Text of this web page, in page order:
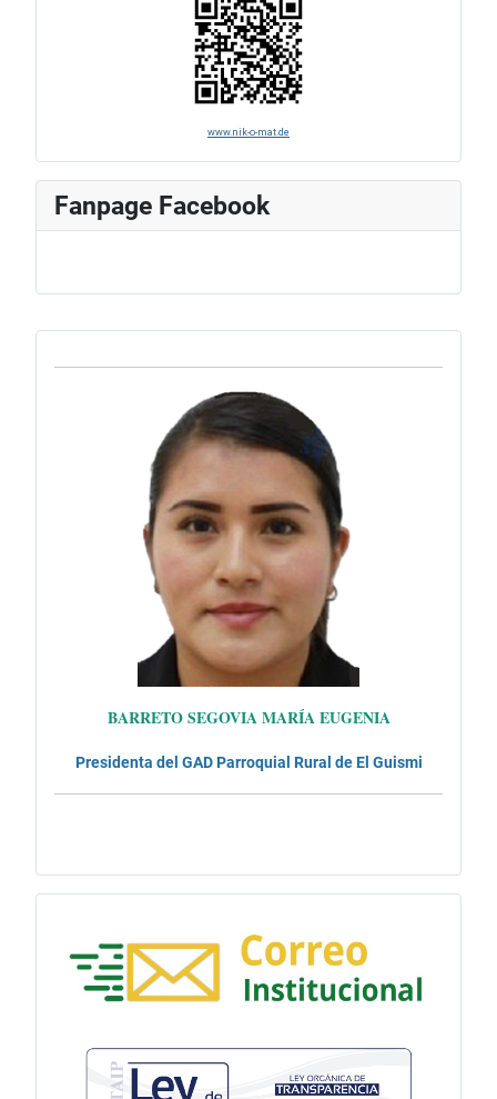
BARRETO SEGOVIA MARÍA EUGENIA
Presidenta del GAD Parroquial Rural de El Guismi
www.nik-o-mat.de
Fanpage Facebook